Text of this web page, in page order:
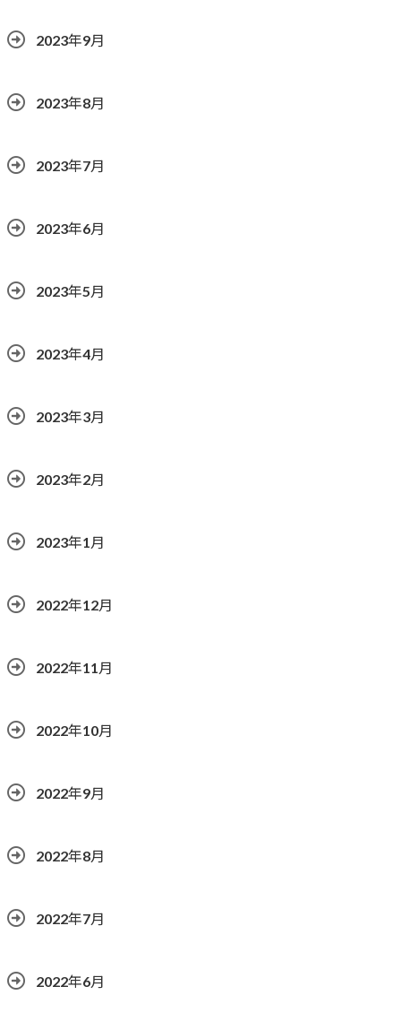
2023年9月
2023年8月
2023年7月
2023年6月
2023年5月
2023年4月
2023年3月
2023年2月
2023年1月
2022年12月
2022年11月
2022年10月
2022年9月
2022年8月
2022年7月
2022年6月